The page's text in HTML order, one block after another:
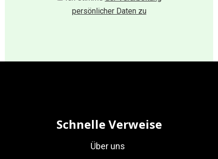
persönlicher Daten zu
Schnelle Verweise
Über uns